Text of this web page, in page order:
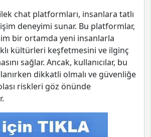
chat platformları, insanlara tatlı
deneyimi sunar. Bu platformlar,
bir ortamda yeni insanlarla
kültürleri keşfetmesini ve ilginç
sağlar. Ancak, kullanıcılar, bu
dikkatli olmalı ve güvenliğe
riskleri göz önünde